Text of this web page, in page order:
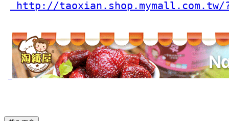
http://taoxian.shop.mymall.com.tw/